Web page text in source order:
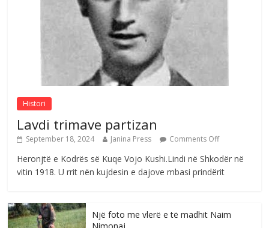
August 3, 2026 Comments Off
Nga Elmije Ajazi e nderuar
August 5, 2026 Comments Off
Histori
Lavdi trimave partizan
September 18, 2024 Janina Press Comments Off
Heronjtë e Kodrës së Kuqe Vojo Kushi.Lindi në Shkodër në
vitin 1918. U rrit nën kujdesin e dajove mbasi prindërit
Një foto me vlerë e të madhit Naim